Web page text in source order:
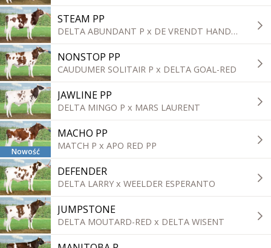
STEAM PP
DELTA ABUNDANT P x DE VRENDT HANDY P
NONSTOP PP
CAUDUMER SOLITAIR P x DELTA GOAL-RED
JAWLINE PP
DELTA MINGO P x MARS LAURENT
Nowość
MACHO PP
MATCH P x APO RED PP
DEFENDER
DELTA LARRY x WEELDER ESPERANTO
JUMPSTONE
DELTA MOUTARD-RED x DELTA WISENT